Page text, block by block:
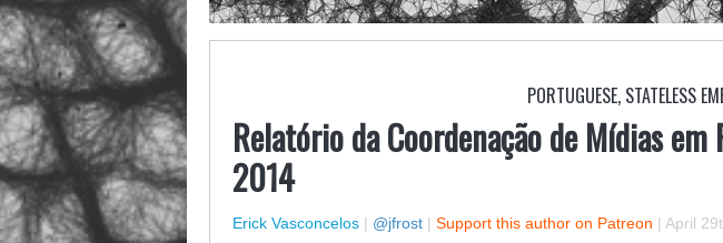
PORTUGUESE, STATELESS
Relatório da Coordenação de Mídias
2014
Erick Vasconcelos | @jfrost | Support this author on Patreon | April